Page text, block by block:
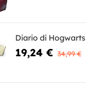
Diario di
19,24 € 34,99 €